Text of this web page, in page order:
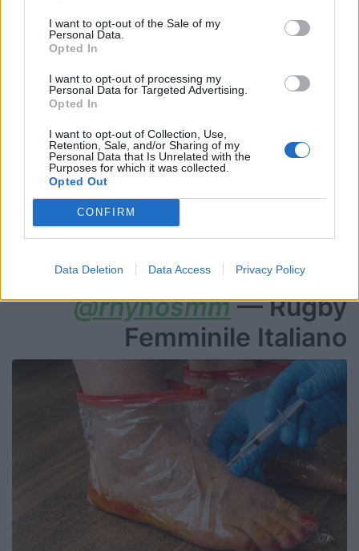
I want to opt-out of the Sale of my
Personal Data.
Opted In
I want to opt-out of processing my
Personal Data for Targeted Advertising.
Opted In
I want to opt-out of Collection, Use,
Retention, Sale, and/or Sharing of my
Personal Data that Is Unrelated with the
Purposes for which it was collected.
Opted Out
CONFIRM
Data Deletion Data Access Privacy Policy
18. Gaia DOSI (Rugby Colorno, 1 cap)
19. Alessandra FRANGIPANI (Villorba Rugby, 15
caps)
20. Beatrice VERONESE (Valsugana Rugby
21. Alia BITONCI (Valsugana Rugby Padova, 14
caps)
22. Emma STEVANIN (Valsugana Rugby
Padova, 31 caps)
23. Aura MUZZO (LOU Rugby, 62 caps)
@rhynosmm— Rugby
Femminile Italiano